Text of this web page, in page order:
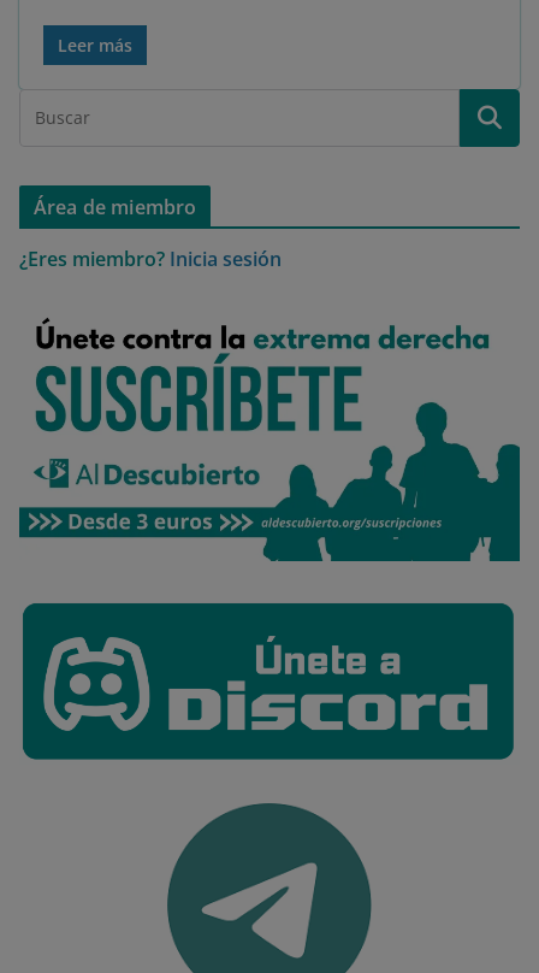
Leer más
Área de miembro
¿Eres miembro? Inicia sesión